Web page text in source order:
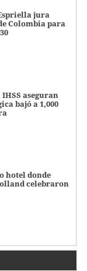
jura
Colombia para
aseguran
bajó a 1,000
hotel donde
celebraron